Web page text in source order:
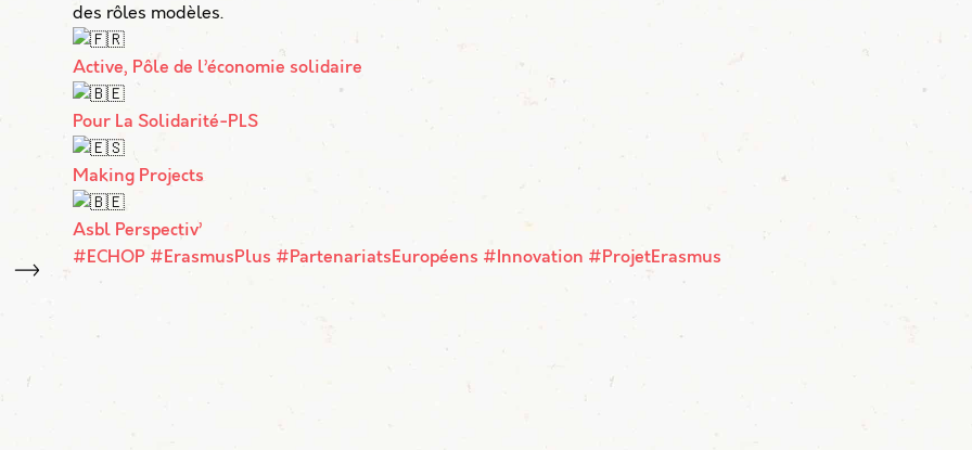
des rôles modèles.
Active, Pôle de l’économie solidaire
Pour La Solidarité-PLS
Making Projects
Asbl Perspectiv’
#ECHOP #ErasmusPlus #PartenariatsEuropéens #Innovation #ProjetErasmus